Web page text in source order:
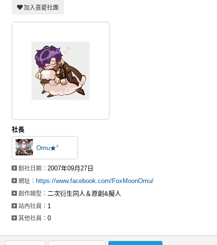
攤位轉讓區
會員功能選單
註冊會員
登入
加入喜愛社團
社長
Omu★〞
創社日期：2007年09月27日
網址： https://www.facebook.com/FoxMoonOmu/
創作類型：二次衍生同人＆原創&擬人
站內社員： 1
其他社員：0